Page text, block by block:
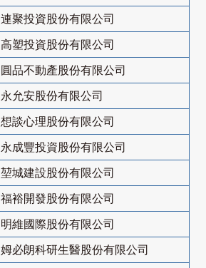
連聚投資股份有限公司
高塑投資股份有限公司
圓品不動產股份有限公司
永允安股份有限公司
想談心理股份有限公司
永成豐投資股份有限公司
堃城建設股份有限公司
福裕開發股份有限公司
明維國際股份有限公司
姆必朗科研生醫股份有限公司